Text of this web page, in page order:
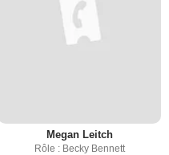
Megan Leitch
Rôle : Becky Bennett